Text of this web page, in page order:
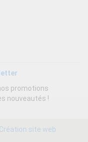
promotions
nouveautés !
Création site web